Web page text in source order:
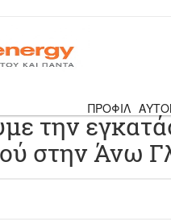
ΠΡΟΦΙΛ
την
στην Άνω